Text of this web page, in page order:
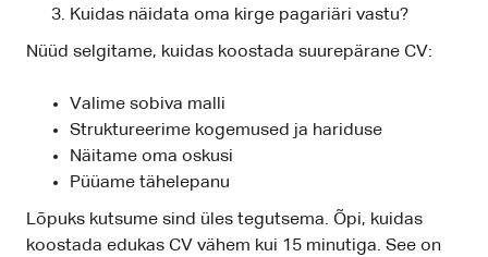
Kuidas näidata oma kirge pagariäri vastu?
Nüüd selgitame, kuidas koostada suurepärane CV:
Valime sobiva malli
Struktureerime kogemused ja hariduse
Näitame oma oskusi
Püüame tähelepanu
Lõpuks kutsume sind üles tegutsema. Õpi, kuidas
koostada edukas CV vähem kui 15 minutiga. See on